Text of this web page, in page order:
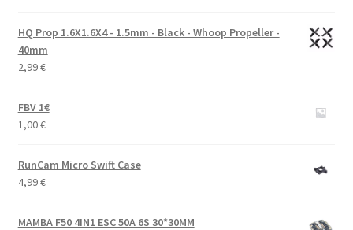
HQ Prop 1.6X1.6X4 - 1.5mm - Black - Whoop Propeller -
40mm
2,99€
FBV 1€
1,00€
RunCam Micro Swift Case
4,99€
MAMBA F50 4IN1 ESC 50A 6S 30*30MM